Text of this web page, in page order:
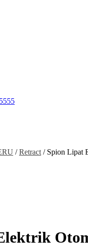
/Retract / Spion Lipat